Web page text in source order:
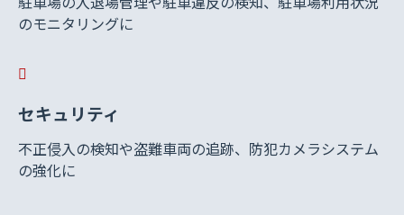
のモニタリングに
セキュリティ
不正侵入の検知や盗難車両の追跡、防犯カメラシステム
の強化に